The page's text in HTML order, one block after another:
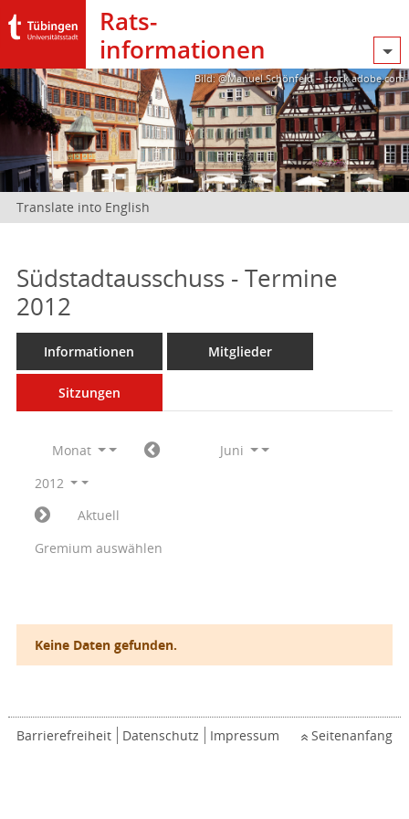
Rats­
informationen
Bild: @Manuel Schönfeld – stock.adobe.com
Translate into English
Südstadtausschuss - Termine
2012
Informationen Mitglieder
Sitzungen
Monat
Juni
2012
Aktuell
Gremium auswählen
Keine Daten gefunden.
Barrierefreiheit Datenschutz Impressum Seitenanfang